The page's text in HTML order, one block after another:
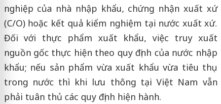
nghiệp của nhà nhập khẩu, chứng nhận xuất xứ
(C/O) hoặc kết quả kiểm nghiệm tại nước xuất xứ.
Đối với thực phẩm xuất khẩu, việc truy xuất
nguồn gốc thực hiện theo quy định của nước nhập
khẩu; nếu sản phẩm vừa xuất khẩu vừa tiêu thụ
trong nước thì khi lưu thông tại Việt Nam vẫn
phải tuân thủ các quy định hiện hành.